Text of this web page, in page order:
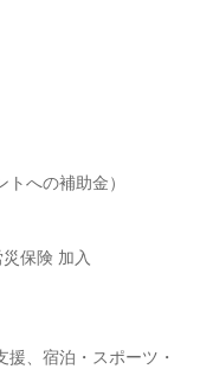
への補助金）
保険 加入
援、宿泊・スポーツ・